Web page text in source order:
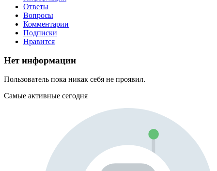
Ответы
Вопросы
Комментарии
Подписки
Нравится
Нет информации
Пользователь пока никак себя не проявил.
Самые активные сегодня